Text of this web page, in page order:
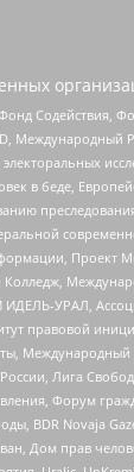
в беде,
Проект
УРАЛ,
правовой
Лига
Форум
BDR Novaja
Дом прав